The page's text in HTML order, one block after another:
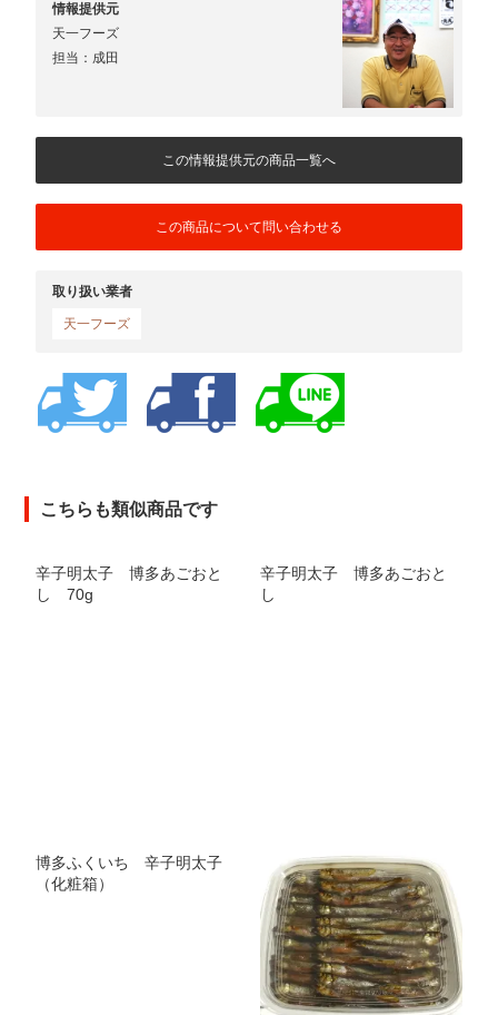
情報提供元
天一フーズ
担当：成田
この情報提供元の商品一覧へ
この商品について問い合わせる
取り扱い業者
天一フーズ
こちらも類似商品です
辛子明太子 博多あごおと
し 70g
辛子明太子 博多あごおと
し
博多ふくいち 辛子明太子
（化粧箱）